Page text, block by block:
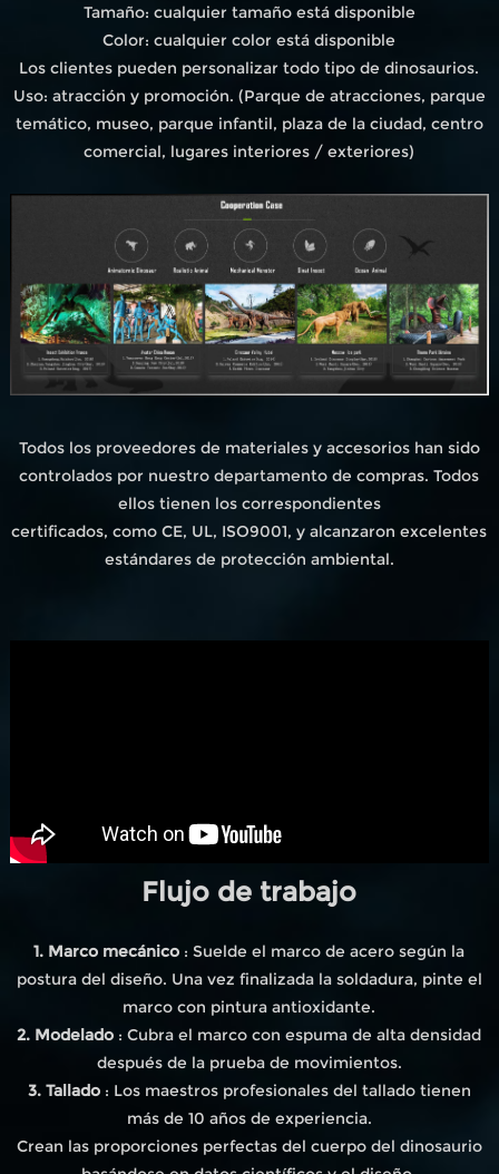
Tamaño: cualquier tamaño está disponible
Color: cualquier color está disponible
Los clientes pueden personalizar todo tipo de dinosaurios.
Uso: atracción y promoción. (Parque de atracciones, parque
temático, museo, parque infantil, plaza de la ciudad, centro
comercial, lugares interiores / exteriores)
Todos los proveedores de materiales y accesorios han sido
controlados por nuestro departamento de compras. Todos
ellos tienen los correspondientes
certificados, como CE, UL, ISO9001, y alcanzaron excelentes
estándares de protección ambiental.
Flujo de trabajo
1. Marco mecánico : Suelde el marco de acero según la
postura del diseño. Una vez finalizada la soldadura, pinte el
marco con pintura antioxidante.
2. Modelado : Cubra el marco con espuma de alta densidad
después de la prueba de movimientos.
3. Tallado: Los maestros profesionales del tallado tienen
más de 10 años de experiencia.
Crean las proporciones perfectas del cuerpo del dinosaurio